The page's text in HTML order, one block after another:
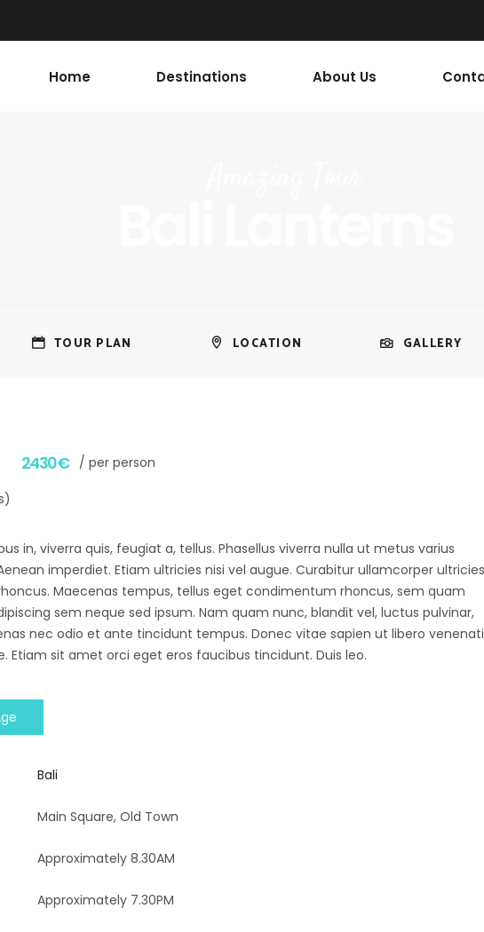
Home Destinations About Us
TOUR PLAN LOCATION GALLERY
2430€ / per person
in, viverra quis, feugiat a, tellus. Phasellus viverra nulla ut metus varius
imperdiet. Etiam ultricies nisi vel augue. Curabitur ullamcorper ultricies
Maecenas tempus, tellus eget condimentum rhoncus, sem quam
sem neque sed ipsum. Nam quam nunc, blandit vel, luctus pulvinar,
nec odio et ante tincidunt tempus. Donec vitae sapien ut libero
Etiam sit amet orci eget eros faucibus tincidunt. Duis leo.
Bali
Main Square, Old Town
Approximately 8.30AM
Approximately 7.30PM